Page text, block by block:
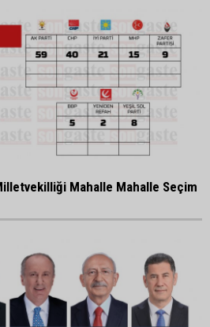
Mahalle Mahalle Seçim